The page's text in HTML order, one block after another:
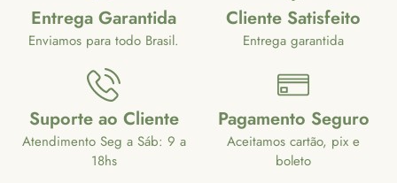
Entrega Garantida
Enviamos para todo Brasil.
Cliente Satisfeito
Entrega garantida
Suporte ao Cliente
Atendimento Seg a Sáb: 9 a
18hs
Pagamento Seguro
Aceitamos cartão, pix e
boleto